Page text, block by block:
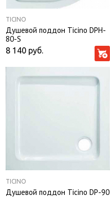
TICINO
Душевой поддон Ticino DPH-
80-S
8 140 руб.
TICINO
Душевой поддон Ticino DP-90